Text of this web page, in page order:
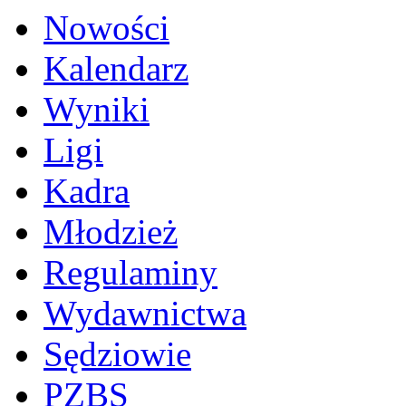
Nowości
Kalendarz
Wyniki
Ligi
Kadra
Młodzież
Regulaminy
Wydawnictwa
Sędziowie
PZBS